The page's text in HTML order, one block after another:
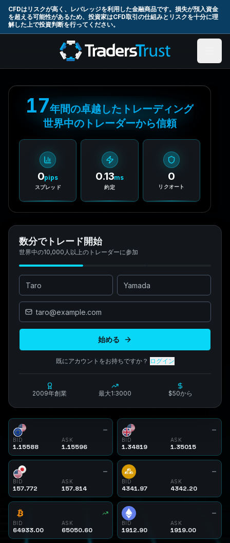
CFDはリスクが高く、レバレッジを利用した金融商品です。損失が預入資金
を超える可能性があるため、投資家はCFD取引の仕組みとリスクを十分に理
解した上で投資判断を行ってください。
Skip to main content
17年間の卓越したトレーディング
世界中のトレーダーから信頼
0pips
スプレッド
0.13ms
約定
0
リクオート
数分でトレード開始
世界中の10,000人以上のトレーダーに参加
始める
既にアカウントをお持ちですか？ ログイン
2009年創業 最大1:3000 $50から
BID
1.15588
ASK
1.15596
BID
1.34819
ASK
1.35015
BID
157.772
ASK
157.814
BID
4341.97
ASK
4342.20
BID
64933.00
ASK
65050.60
BID
1912.90
ASK
1919.00